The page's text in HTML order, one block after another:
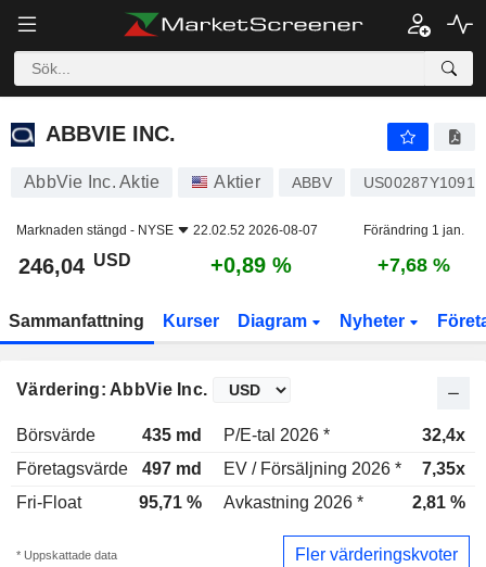
ABBVIE INC.
ABBVIE INC.
AbbVie Inc. Aktie Aktier ABBV US00287Y1091
Marknaden stängd - NYSE 22.02.52 2026-08-07 Förändring 1 jan.
246,04 USD +0,89 % +7,68 %
Sammanfattning Kurser Diagram Nyheter
Värdering: AbbVie Inc.
Börsvärde 435 md P/E-tal 2026 *
32,4x
Företagsvärde
497 md EV / Försäljning 2026 *
7,35x
Fri-Float
95,71 % Avkastning 2026 * 2,81 %
* Uppskattade data Fler värderingskvoter